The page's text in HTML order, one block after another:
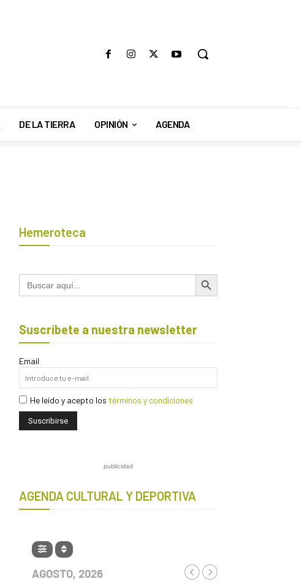
DE LA TIERRA OPINIÓN AGENDA
Hemeroteca
Buscar: Botón de búsqueda
Suscríbete a nuestra newsletter
Email
He leído y acepto los términos y condiciones
publicidad
AGENDA CULTURAL Y DEPORTIVA
AGOSTO, 2026